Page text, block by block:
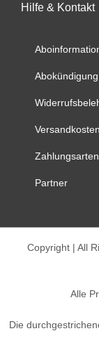
Die
können
der
werden
Hilfe & Kontakt
Abokündigung
Versandkosten
Zahlungsarten
Partner
Copyright | All
Alle
Die